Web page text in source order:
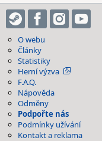
O webu
Články
Statistiky
Herní výzva
F.A.Q.
Nápověda
Odměny
Podpořte nás
Podmínky užívání
Kontakt a reklama